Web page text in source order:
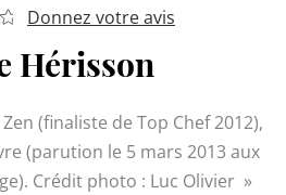
Donnez votre avis
Hérisson
(finaliste de Top Chef 2012),
(parution le 5 mars 2013 aux
éditions "Tournez la Page). Crédit photo : Luc Olivier